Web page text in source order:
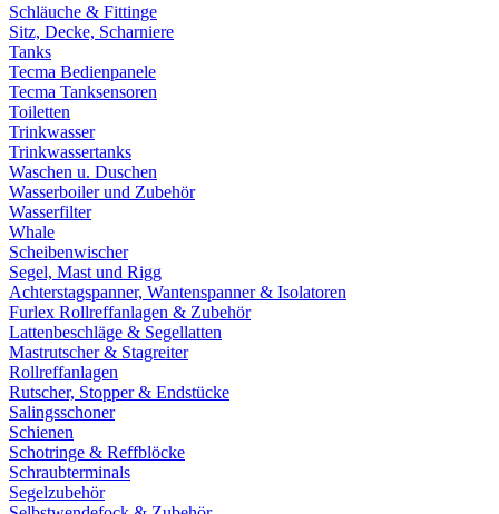
Schläuche & Fittinge
Sitz, Decke, Scharniere
Tanks
Tecma Bedienpanele
Tecma Tanksensoren
Toiletten
Trinkwasser
Trinkwassertanks
Waschen u. Duschen
Wasserboiler und Zubehör
Wasserfilter
Whale
Scheibenwischer
Segel, Mast und Rigg
Achterstagspanner, Wantenspanner & Isolatoren
Furlex Rollreffanlagen & Zubehör
Lattenbeschläge & Segellatten
Mastrutscher & Stagreiter
Rollreffanlagen
Rutscher, Stopper & Endstücke
Salingsschoner
Schienen
Schotringe & Reffblöcke
Schraubterminals
Segelzubehör